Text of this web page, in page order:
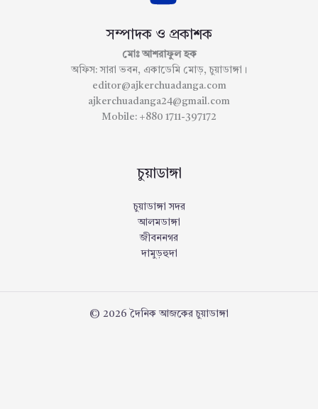
সম্পাদক ও প্রকাশক
মোঃ আশরাফুল হক
অফিস: সারা ভবন, একাডেমি মোড়, চুয়াডাঙ্গা।
editor@ajkerchuadanga.com
ajkerchuadanga24@gmail.com
Mobile: +880 1711-397172
চুয়াডাঙ্গা
চুয়াডাঙ্গা সদর
আলমডাঙ্গা
জীবননগর
দামুড়হুদা
© 2026 দৈনিক আজকের চুয়াডাঙ্গা